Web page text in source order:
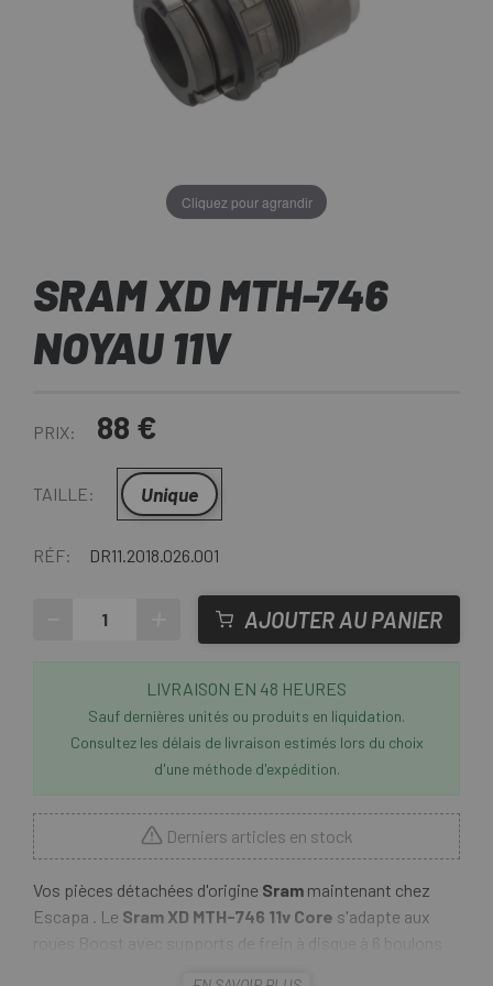
Cliquez pour agrandir
SRAM XD MTH-746
NOYAU 11V
PRIX: 88 €
TAILLE: Unique
RÉF: DR11.2018.026.001
AJOUTER AU PANIER
LIVRAISON EN 48 HEURES
Sauf dernières unités ou produits en liquidation.
Consultez les délais de livraison estimés lors du choix
d'une méthode d'expédition.
Derniers articles en stock
Vos pièces détachées d'origine Sram maintenant chez
Escapa . Le Sram XD MTH-746 11v Core s'adapte aux
roues Boost avec supports de frein à disque à 6 boulons